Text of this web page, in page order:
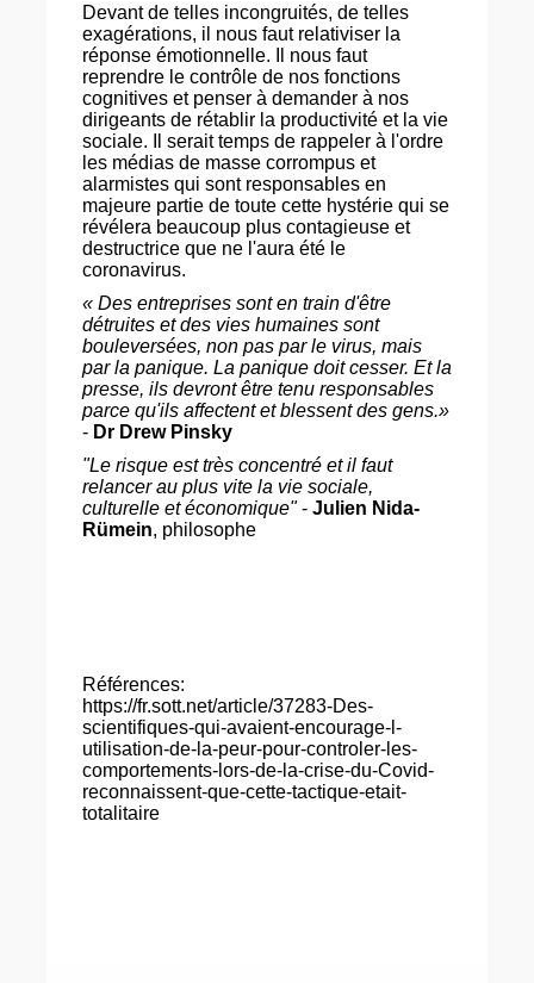
Devant de telles incongruités, de telles
exagérations, il nous faut relativiser la
réponse émotionnelle. Il nous faut
reprendre le contrôle de nos fonctions
cognitives et penser à demander à nos
dirigeants de rétablir la productivité et la vie
sociale. Il serait temps de rappeler à l'ordre
les médias de masse corrompus et
alarmistes qui sont responsables en
majeure partie de toute cette hystérie qui se
révélera beaucoup plus contagieuse et
destructrice que ne l'aura été le
coronavirus.
« Des entreprises sont en train d'être
détruites et des vies humaines sont
bouleversées, non pas par le virus, mais
par la panique. La panique doit cesser. Et la
presse, ils devront être tenu responsables
parce qu'ils affectent et blessent des gens.»
- Dr Drew Pinsky
"Le risque est très concentré et il faut
relancer au plus vite la vie sociale,
culturelle et économique"- Julien Nida-
Rümein, philosophe
Références:
https://fr.sott.net/article/37283-Des-
scientifiques-qui-avaient-encourage-l-
utilisation-de-la-peur-pour-controler-les-
comportements-lors-de-la-crise-du-Covid-
reconnaissent-que-cette-tactique-etait-
totalitaire